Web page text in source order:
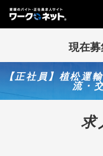
現在
【正社員】植松運
流・
求